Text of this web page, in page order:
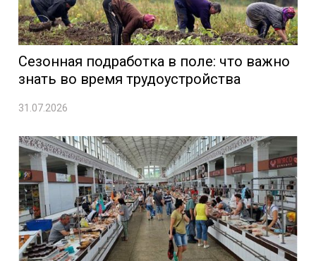
Сезонная подработка в поле: что важно
знать во время трудоустройства
31.07.2026